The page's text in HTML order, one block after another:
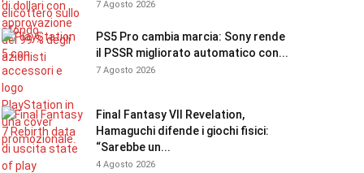
7 Agosto 2026
PS5 Pro cambia marcia: Sony rende
il PSSR migliorato automatico con...
7 Agosto 2026
Final Fantasy VII Revelation,
Hamaguchi difende i giochi fisici:
“Sarebbe un...
4 Agosto 2026